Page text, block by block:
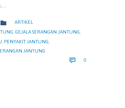
 CATEGORY
ARTIKEL
,GEJALA SERANGAN JANTUNG,
PENYAKIT JANTUNG
JANTUNG
 0